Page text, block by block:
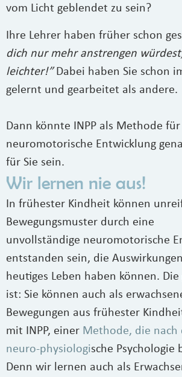
vom Licht geblendet zu sein?
Ihre Lehrer haben früher schon
dich nur mehr anstrengen
leichter!”Dabei haben Sie schon
gelernt und gearbeitet als andere.
Dann könnte INPP als Methode
neuromotorische Entwicklung
für Sie sein.
Wir lernen nie aus!
In frühester Kindheit können
Bewegungsmuster durch eine
unvollständige neuromotorische
entstanden sein, die
heutiges Leben haben können.
ist: Sie können auch als
Bewegungen aus frühester
mit INPP, einer Methode, die
neuro-physiologische Psychologie
Denn wir lernen auch als